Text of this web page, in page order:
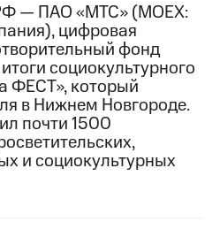
— ПАО «МТС» (MOEX:
цифровая
фонд
социокультурного
ФЕСТ», который
в Нижнем Новгороде.
почти 1500
и социокультурных